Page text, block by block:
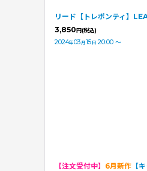
リード【トレポンティ】
3,850円(税込)
2024年03 月15 日 20:00 ～
【注文受付中】 6月新作 【